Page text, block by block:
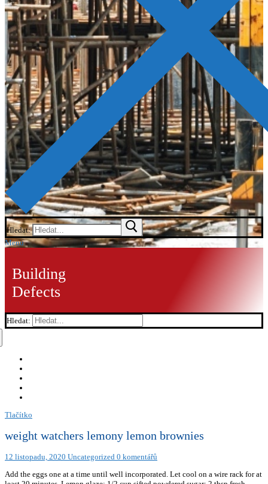
Hledat:
Menu
Building
Defects
Hledat:
Tlačítko
weight watchers lemony lemon brownies
12 listopadu, 2020 Uncategorized 0 komentářů
Add the eggs one at a time until well incorporated. Let cool on a wire rack for at